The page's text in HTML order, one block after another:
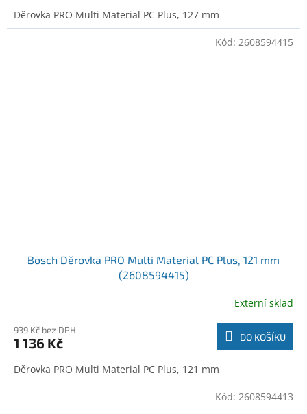
Děrovka PRO Multi Material PC Plus, 127 mm
Bosch Děrovka PRO Multi Material PC Plus, 121 mm
(2608594415)
Externí sklad
939 Kč bez DPH
1 136 Kč DO KOŠÍKU
Děrovka PRO Multi Material PC Plus, 121 mm
Kód: 2608594415
Kód: 2608594413